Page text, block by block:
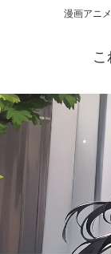
漫画アニ